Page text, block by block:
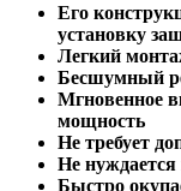
Его
установку
Легкий
Бесшумный
Мгновенное
мощность
Не требует
Не нуждается
Быстро